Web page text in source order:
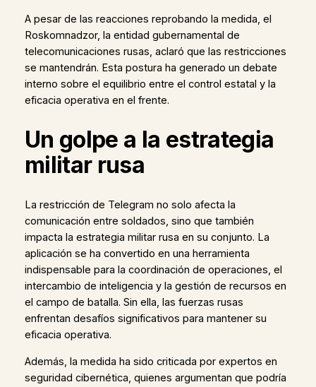
A pesar de las reacciones reprobando la medida, el
Roskomnadzor, la entidad gubernamental de
telecomunicaciones rusas, aclaró que las restricciones
se mantendrán. Esta postura ha generado un debate
interno sobre el equilibrio entre el control estatal y la
eficacia operativa en el frente.
Un golpe a la estrategia
militar rusa
La restricción de Telegram no solo afecta la
comunicación entre soldados, sino que también
impacta la estrategia militar rusa en su conjunto. La
aplicación se ha convertido en una herramienta
indispensable para la coordinación de operaciones, el
intercambio de inteligencia y la gestión de recursos en
el campo de batalla. Sin ella, las fuerzas rusas
enfrentan desafíos significativos para mantener su
eficacia operativa.
Además, la medida ha sido criticada por expertos en
seguridad cibernética, quienes argumentan que podría